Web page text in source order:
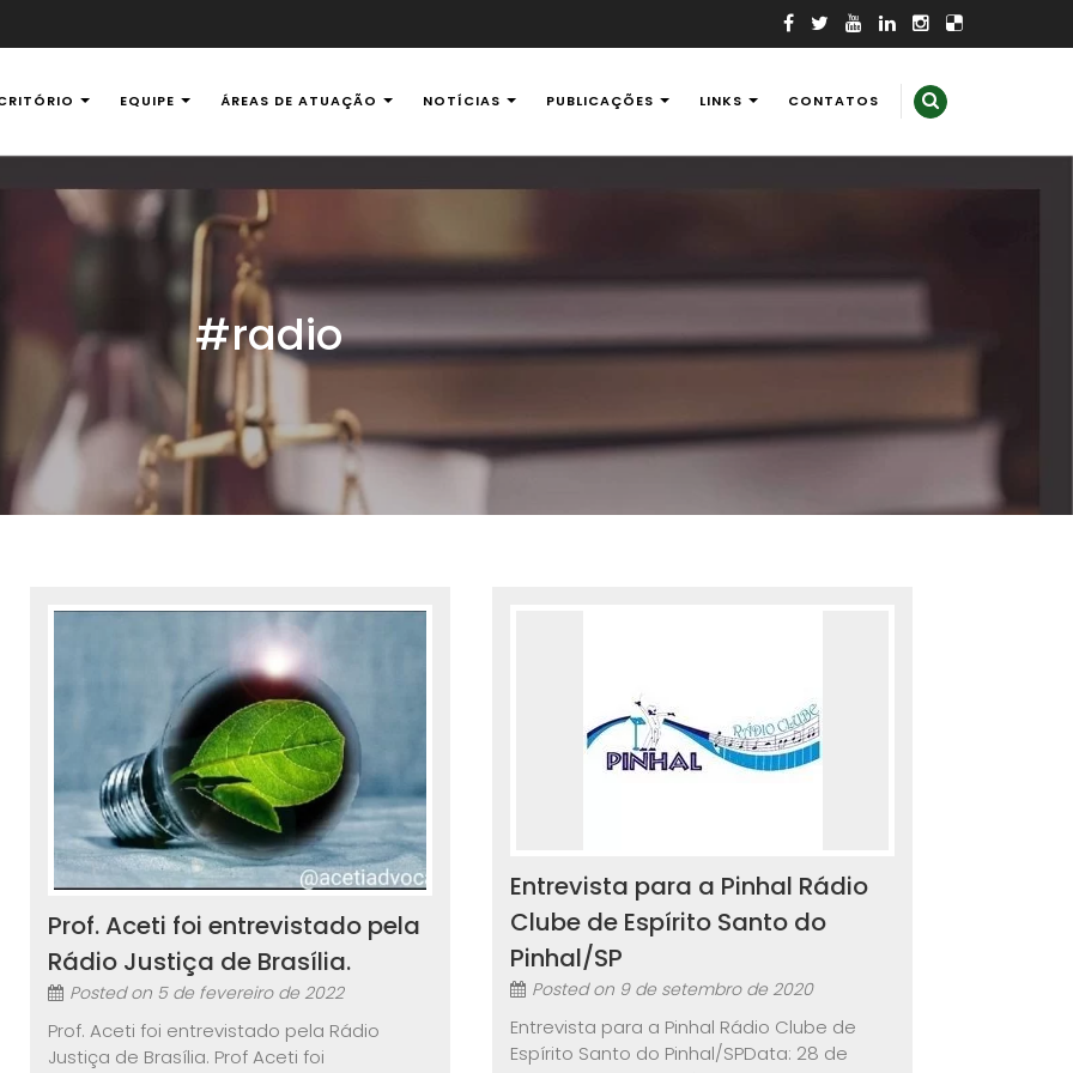
Ambiental
EQUIPE ÁREAS DE ATUAÇÃO NOTÍCIAS PUBLICAÇÕES LINKS CONTATOS
#radio
Prof. Aceti foi entrevistado pela
Rádio Justiça de Brasília.
Posted on 5 de fevereiro de 2022
Prof. Aceti foi entrevistado pela Rádio
Justiça de Brasília. Prof Aceti foi
Entrevista para a Pinhal Rádio
Clube de Espírito Santo do
Pinhal/SP
Posted on 9 de setembro de 2020
Entrevista para a Pinhal Rádio Clube de
Espírito Santo do Pinhal/SPData: 28 de